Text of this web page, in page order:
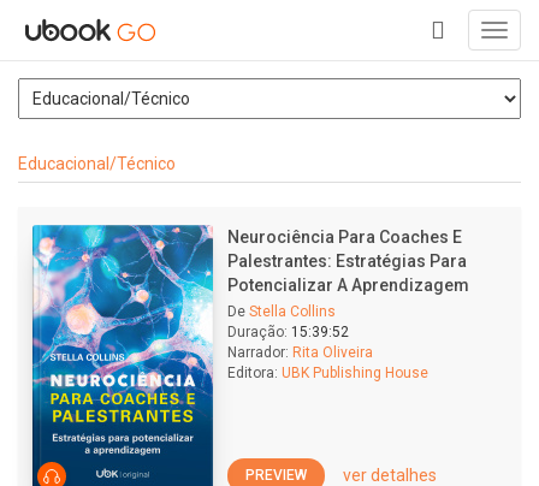
+
Educacional/Técnico
Neurociência Para Coaches E
Palestrantes: Estratégias Para
Potencializar A Aprendizagem
De Stella Collins
Duração: 15:39:52
Narrador: Rita Oliveira
Editora: UBK Publishing House
PREVIEW ver detalhes